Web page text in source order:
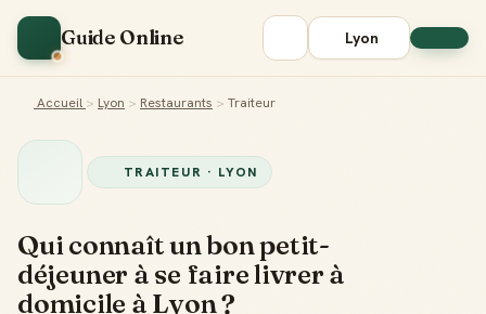
Guide Online Lyon
Accueil > Lyon > Restaurants > Traiteur
TRAITEUR · LYON
Qui connaît un bon petit-
déjeuner à se faire livrer à
domicile à Lyon ?